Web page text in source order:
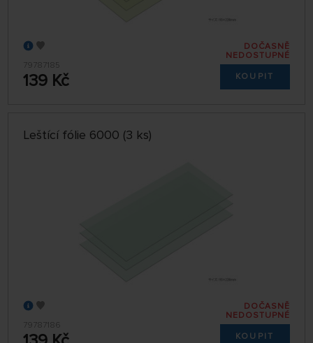
79787185
139 Kč
DOČASNĚ
NEDOSTUPNÉ
KOUPIT
Leštící fólie 6000 (3 ks)
79787186
DOČASNĚ
NEDOSTUPNÉ
KOUPIT